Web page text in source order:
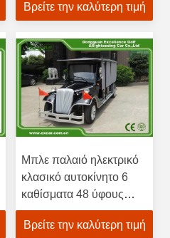
Seater με την τρωική
Βρείτε την καλύτερη τιμή
Μπλε παλαιό ηλεκτρικό
κλασικό αυτοκίνητο 6
καθίσματα 48 ύφους
τάση με μπαταρίες
Βρείτε την καλύτερη τιμή